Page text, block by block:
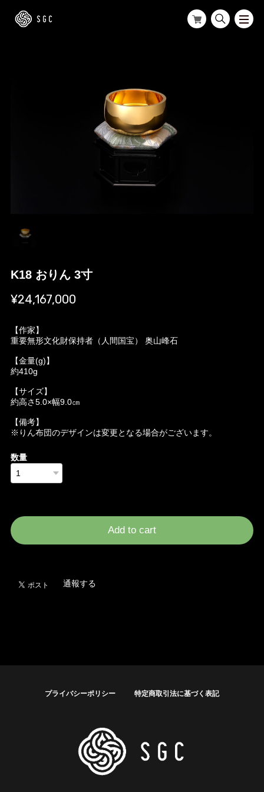
K18 おりん 3寸
¥24,167,000
【作家】
重要無形文化財保持者（人間国宝） 奥山峰石
【金量(g)】
約410g
【サイズ】
約高さ5.0×幅9.0㎝
【備考】
※りん布団のデザインは変更となる場合がございます。
数量
Add to cart
通報する
プライバシーポリシー 特定商取引法に基づく表記